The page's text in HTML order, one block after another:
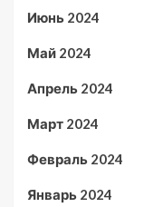
Июнь 2024
Май 2024
Апрель 2024
Март 2024
Февраль 2024
Январь 2024